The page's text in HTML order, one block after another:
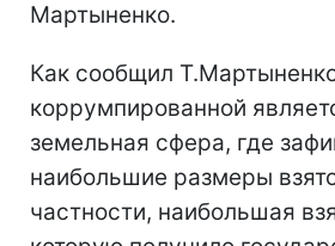
Мартыненко.
Как сообщил
коррумпированной
земельная сфера, где
наибольшие размеры
частности, наибольшая